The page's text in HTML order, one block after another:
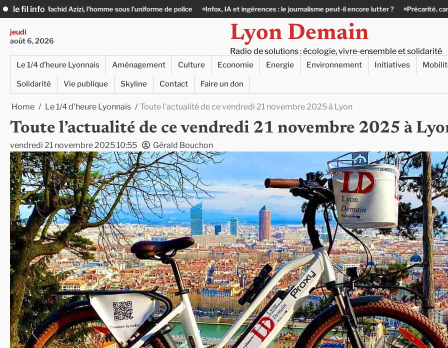
Skip
to
content
le fil info
Azizi, l’homme sous l’uniforme de police Infox, IA et ingérences : le journalisme peut-il encore lutter ? Précarité, canicule, solitude :
jeudi
août 6, 2026
Lyon Demain
Radio de solutions : écologie, vivre-ensemble et solidarité
Le 1/4 d’heure Lyonnais Aménagement Culture Economie Energie Environnement Initiatives
Solidarité
Vie publique Skyline Contact Faire un don
Home Le 1/4 d'heure Lyonnais Toute l’actualité de ce vendredi 21 novembre 2025 à Lyon
Toute l’actualité de ce vendredi 21 novembre 2025 à
vendredi 21 novembre 2025 10:55 Gérald Bouchon